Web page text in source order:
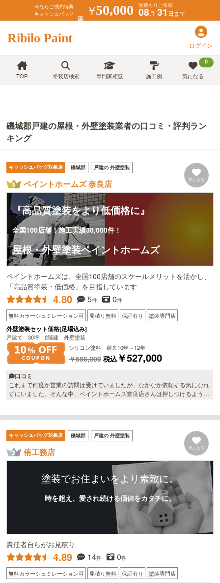
今ならご成約特典
キャッシュバック
￥50,000 見積もりご依頼
08月 31日まで
Ribilo Paint ログイン
TOP 塗装店検索 専門家相談 施工例
0
気になる
磯城郡戸建の屋根・外壁塗装業者の口コミ・評判ラン
キング
キャッシュバッグ対象店 磯城郡 戸建の 外壁塗装
ペイントホームズ 奈良店 気になる
『高品質塗装をより低価格に』
全国100店舗！施工実績30,000件！
屋根・外壁塗装ペイントホームズ
ペイントホームズは、全国100店舗のスケールメリットを活かし、
「高品質塗装・低価格」を目指しています
4.80 5件 0件
無料カラーシュミレーション可 見積り無料 保証有り 塗装専門店
外壁塗装セット価格[足場込み]
戸建て 30坪 2階建 外壁塗装
シリコン塗料 耐久10年～12年
￥586,000 税込￥527,000
口コミ
これまで何度か営業の訪問は受けていましたが、なかなか依頼する気になれ
ずにいました。そんな中、ペイントホームズ奈良店さんは押しつけるような
たので、納得して契約できました。工事中も大きな問題はなく、予定してい
た内容どおりに進めてもらえました。完成後の家は見違えるようにきれいに
なり、特に外壁のツヤ感には満足しています。価格と仕上がりのバランスを
考えても、お願いしてよかったと思います。
キャッシュバッグ対象店 磯城郡 戸建の 外壁塗装
侑工務店 気になる
塗装でお住まいをより素敵に。
時を超え、愛され続ける価値をカタチに。
責任者自らがお見積り
4.89 14件 0件
無料カラーシュミレーション可 見積り無料 保証有り 塗装専門店